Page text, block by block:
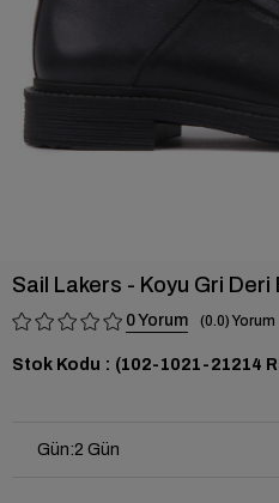
Sail Lakers - Koyu Gri Deri
0 0.0
Stok Kodu (102-1021-21214
Gün:2 Gün